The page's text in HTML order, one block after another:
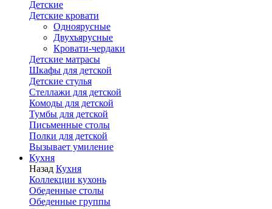
Детские
Детские кровати
Одноярусные
Двухъярусные
Кровати-чердаки
Детские матрасы
Шкафы для детской
Детские стулья
Стеллажи для детской
Комоды для детской
Тумбы для детской
Письменные столы
Полки для детской
Вызывает умиление
Кухня
Назад Кухня
Коллекции кухонь
Обеденные столы
Обеденные группы